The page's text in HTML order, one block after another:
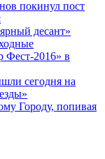
покинул пост
десант»
Фест-2016» в
сегодня на
Городу, попивая